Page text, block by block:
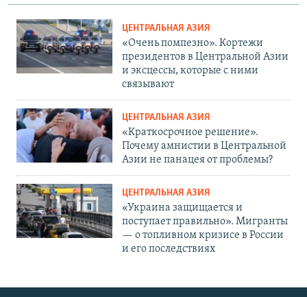
ЦЕНТРАЛЬНАЯ АЗИЯ
«Очень помпезно». Кортежи
президентов в Центральной Азии
и эксцессы, которые с ними
связывают
ЦЕНТРАЛЬНАЯ АЗИЯ
«Краткосрочное решение».
Почему амнистии в Центральной
Азии не панацея от проблемы?
ЦЕНТРАЛЬНАЯ АЗИЯ
«Украина защищается и
поступает правильно». Мигранты
— о топливном кризисе в России
и его последствиях